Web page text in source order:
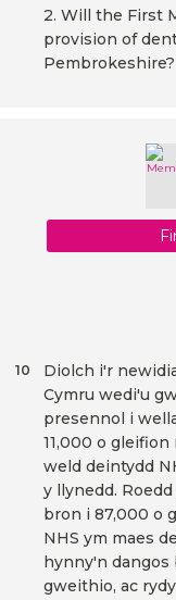
2. Will the First
provision of
Diolch i'r
Cymru wedi'u
presennol i
11,000 o
weld deintydd
y llynedd.
bron i 87,000 o
NHS ym maes
hynny'n dangos
gweithio, ac
10